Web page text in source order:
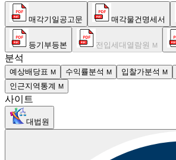
매각기일공고문 매각물건명세서
등기부등본 전입세대열람원 M
분석
예상배당표 M 수익률분석 M 입찰가분석 M
인근지역통계 M
사이트
대법원